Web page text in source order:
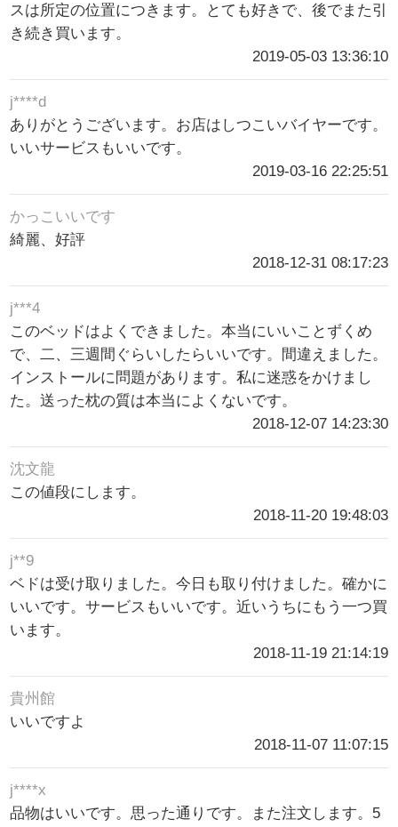
スは所定の位置につきます。とても好きで、後でまた引
き続き買います。
2019-05-03 13:36:10
j****d
ありがとうございます。お店はしつこいバイヤーです。
いいサービスもいいです。
2019-03-16 22:25:51
かっこいいです
綺麗、好評
2018-12-31 08:17:23
j***4
このベッドはよくできました。本当にいいことずくめ
で、二、三週間ぐらいしたらいいです。間違えました。
インストールに問題があります。私に迷惑をかけまし
た。送った枕の質は本当によくないです。
2018-12-07 14:23:30
沈文龍
この値段にします。
2018-11-20 19:48:03
j**9
ベドは受け取りました。今日も取り付けました。確かに
いいです。サービスもいいです。近いうちにもう一つ買
います。
2018-11-19 21:14:19
貴州館
いいですよ
2018-11-07 11:07:15
j****x
品物はいいです。思った通りです。また注文します。5